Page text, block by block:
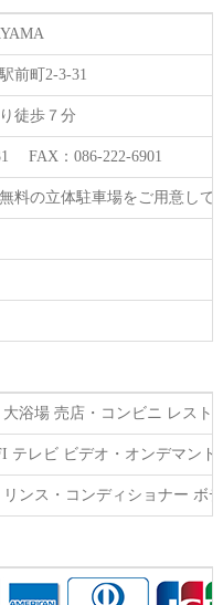
前町2-3-31
徒歩７分
FAX：086-222-6901
料の立体駐車場をご用意し
大浴場 売店・コンビニ レス
テレビ ビデオ・オンデマン
リンス・コンディショナー ボ